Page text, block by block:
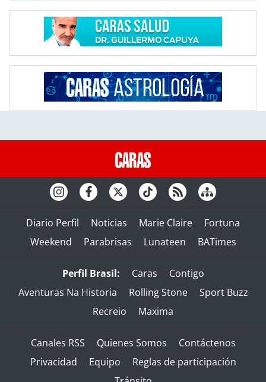
Diario Perfil Noticias Marie Claire
Fortuna
Weekend
Parabrisas Lunateen BATimes
Perfil Brasil: Caras
Contigo
Aventuras Na Historia
Rolling Stone
Sport Buzz
Recreio
Maxima
Canales RSS Quienes Somos
Contáctenos
Privacidad
Equipo
Reglas de participación